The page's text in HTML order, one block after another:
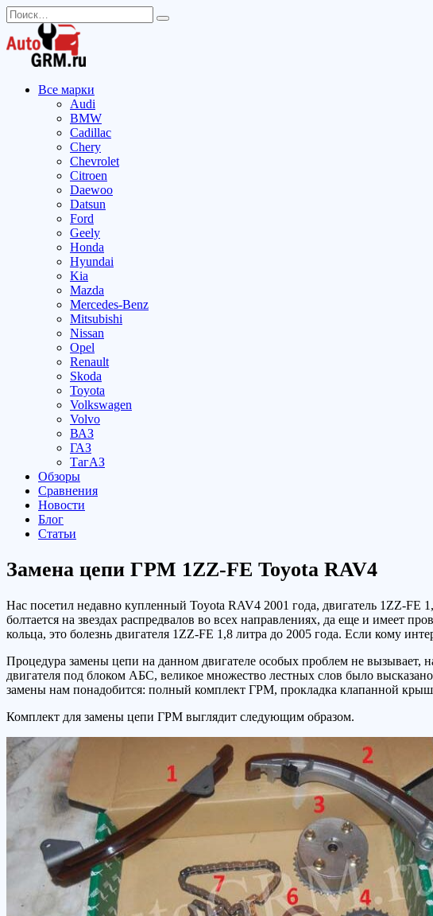
Перейти
к
содержанию
Search
for:
Все марки
Audi
BMW
Cadillac
Chery
Chevrolet
Citroen
Daewoo
Datsun
Ford
Geely
Honda
Hyundai
Kia
Mazda
Mercedes-Benz
Mitsubishi
Nissan
Opel
Renault
Skoda
Toyota
Volkswagen
Volvo
ВАЗ
ГАЗ
ТагАЗ
Обзоры
Сравнения
Новости
Блог
Статьи
Замена цепи ГРМ 1ZZ-FE Toyota RAV4
Нас посетил недавно купленный Toyota RAV4 2001 года, двигатель 1ZZ-
болтается на звездах распредвалов во всех направлениях, да еще и имеет
кольца, это болезнь двигателя 1ZZ-FE 1,8 литра до 2005 года. Если кому
Процедура замены цепи на данном двигателе особых проблем не вызывает,
двигателя под блоком АБС, великое множество лестных слов было
замены нам понадобится: полный комплект ГРМ, прокладка клапанной
Комплект для замены цепи ГРМ выглядит следующим образом.